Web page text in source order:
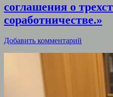
соглашения о
соработничестве.»
Добавить комментарий